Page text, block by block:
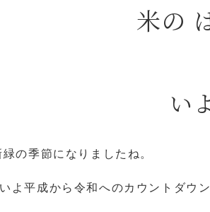
米の
い
いよいよ新緑の
よ平成から令和へのカウントダウ